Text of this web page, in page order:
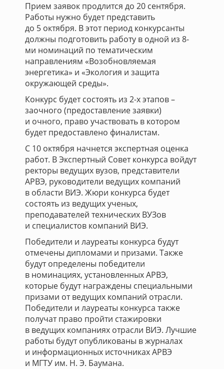
Прием заявок продлится до 20 сентября.
Работы нужно будет представить
до 5 октября. В этот период конкурсанты
должны подготовить работу в одной из 8-
ми номинаций по тематическим
направлениям «Возобновляемая
энергетика» и «Экология и защита
окружающей среды».
Конкурс будет состоять из 2-х этапов –
заочного (предоставление заявки)
и очного, право участвовать в котором
будет предоставлено финалистам.
С 10 октября начнется экспертная оценка
работ. В Экспертный Совет конкурса войдут
ректоры ведущих вузов, представители
АРВЭ, руководители ведущих компаний
в области ВИЭ. Жюри конкурса будет
состоять из ведущих ученых,
преподавателей технических ВУЗов
и специалистов компаний ВИЭ.
Победители и лауреаты конкурса будут
отмечены дипломами и призами. Также
будут определены победители
в номинациях, установленных АРВЭ,
которые будут награждены специальными
призами от ведущих компаний отрасли.
Победители и лауреаты конкурса также
получат право пройти стажировки
в ведущих компаниях отрасли ВИЭ. Лучшие
работы будут опубликованы в журналах
и информационных источниках АРВЭ
и МГТУ им. Н. Э. Баумана.